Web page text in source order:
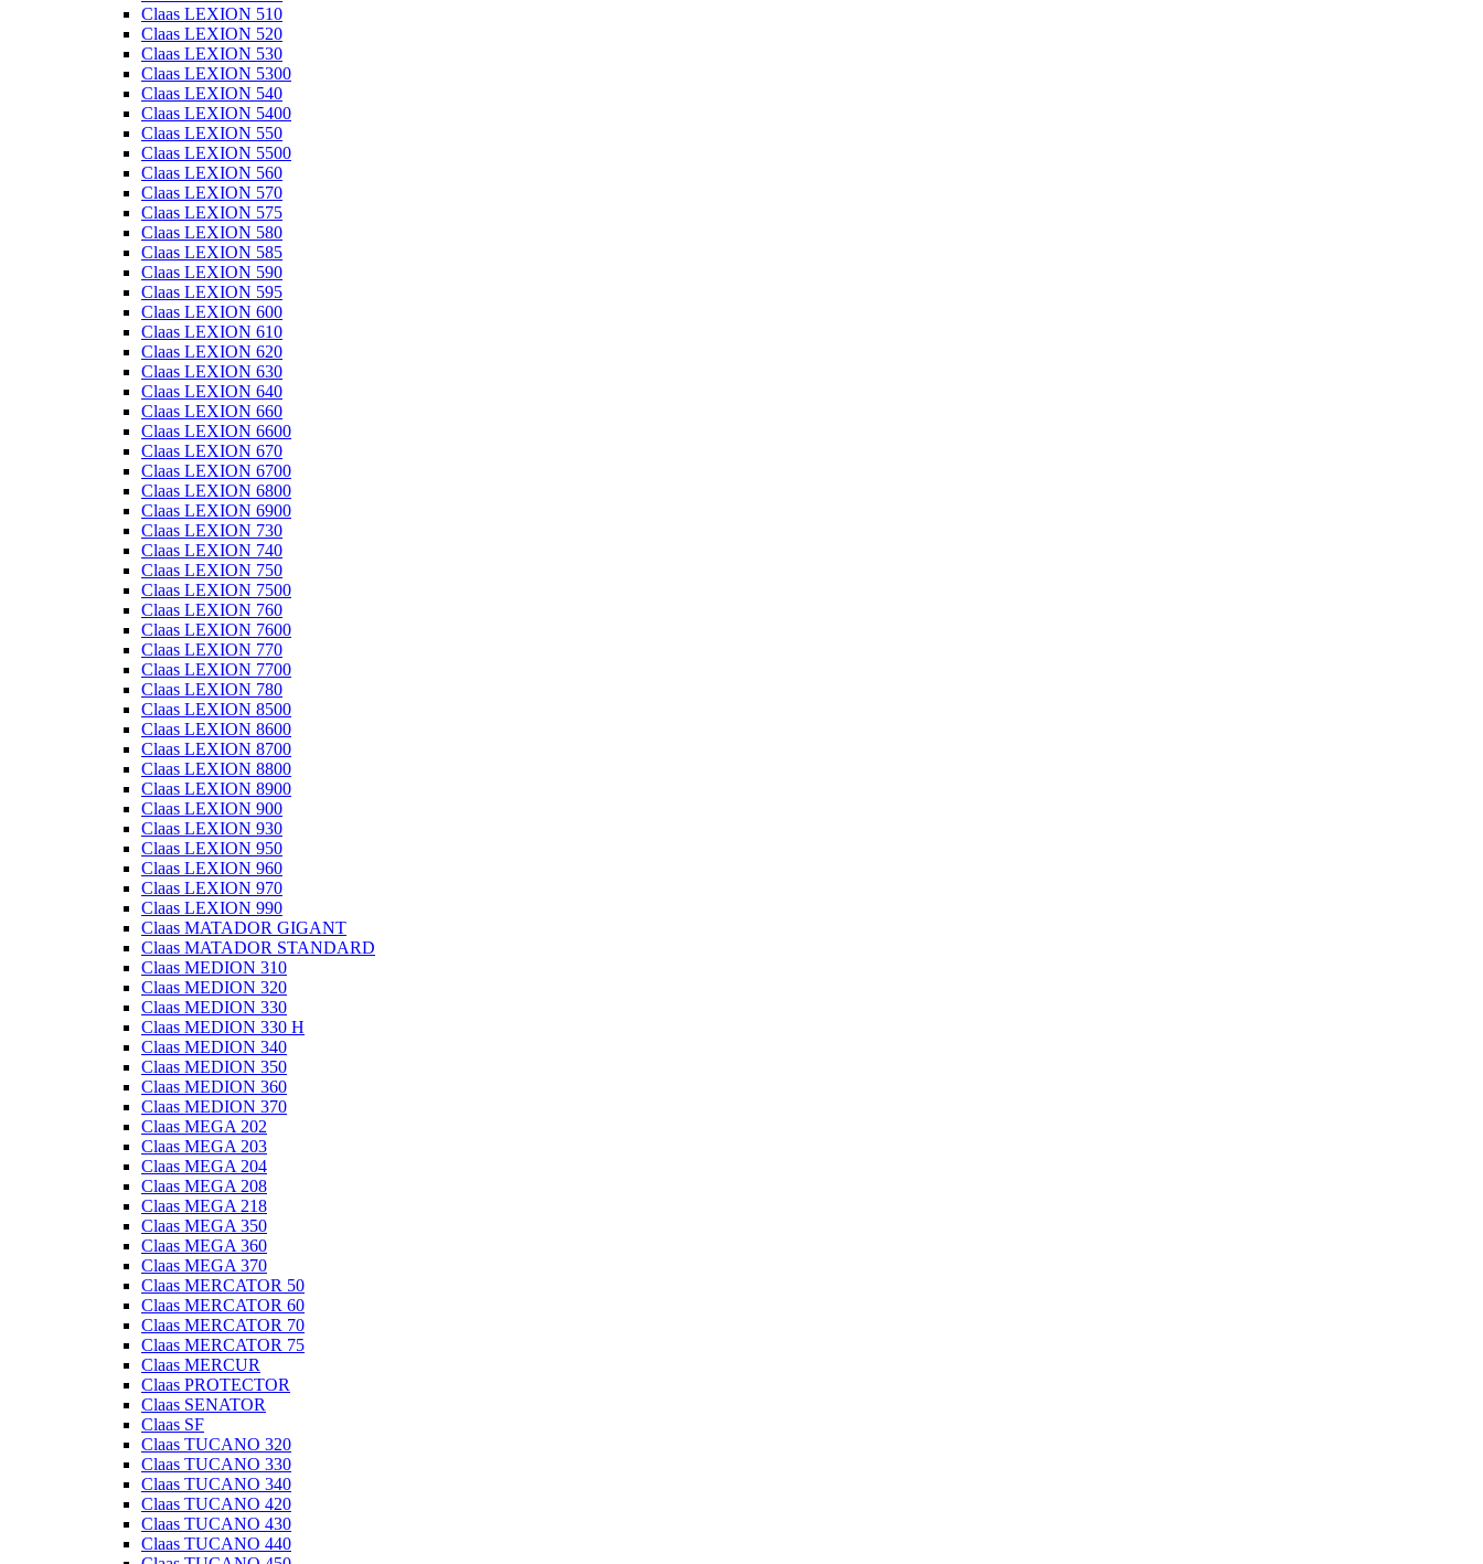
Claas LEXION 510
Claas LEXION 520
Claas LEXION 530
Claas LEXION 5300
Claas LEXION 540
Claas LEXION 5400
Claas LEXION 550
Claas LEXION 5500
Claas LEXION 560
Claas LEXION 570
Claas LEXION 575
Claas LEXION 580
Claas LEXION 585
Claas LEXION 590
Claas LEXION 595
Claas LEXION 600
Claas LEXION 610
Claas LEXION 620
Claas LEXION 630
Claas LEXION 640
Claas LEXION 660
Claas LEXION 6600
Claas LEXION 670
Claas LEXION 6700
Claas LEXION 6800
Claas LEXION 6900
Claas LEXION 730
Claas LEXION 740
Claas LEXION 750
Claas LEXION 7500
Claas LEXION 760
Claas LEXION 7600
Claas LEXION 770
Claas LEXION 7700
Claas LEXION 780
Claas LEXION 8500
Claas LEXION 8600
Claas LEXION 8700
Claas LEXION 8800
Claas LEXION 8900
Claas LEXION 900
Claas LEXION 930
Claas LEXION 950
Claas LEXION 960
Claas LEXION 970
Claas LEXION 990
Claas MATADOR GIGANT
Claas MATADOR STANDARD
Claas MEDION 310
Claas MEDION 320
Claas MEDION 330
Claas MEDION 330 H
Claas MEDION 340
Claas MEDION 350
Claas MEDION 360
Claas MEDION 370
Claas MEGA 202
Claas MEGA 203
Claas MEGA 204
Claas MEGA 208
Claas MEGA 218
Claas MEGA 350
Claas MEGA 360
Claas MEGA 370
Claas MERCATOR 50
Claas MERCATOR 60
Claas MERCATOR 70
Claas MERCATOR 75
Claas MERCUR
Claas PROTECTOR
Claas SENATOR
Claas SF
Claas TUCANO 320
Claas TUCANO 330
Claas TUCANO 340
Claas TUCANO 420
Claas TUCANO 430
Claas TUCANO 440